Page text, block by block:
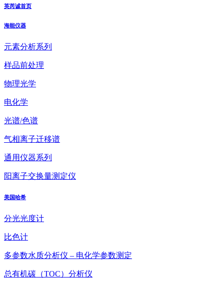
英芮诚首页
海能仪器
元素分析系列
样品前处理
物理光学
电化学
光谱/色谱
气相离子迁移谱
通用仪器系列
阳离子交换量测定仪
美国哈希
分光光度计
比色计
多参数水质分析仪 – 电化学参数测定
总有机碳（TOC）分析仪